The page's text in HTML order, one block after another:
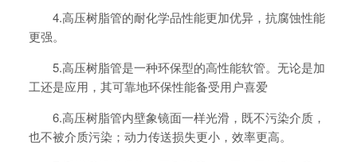
4.高压树脂管的耐化学品性能更加优异，抗腐蚀性能
更强。
5.高压树脂管是一种环保型的高性能软管。无论是加
工还是应用，其可靠地环保性能备受用户喜爱
6.高压树脂管内壁象镜面一样光滑，既不污染介质，
也不被介质污染；动力传送损失更小，效率更高。